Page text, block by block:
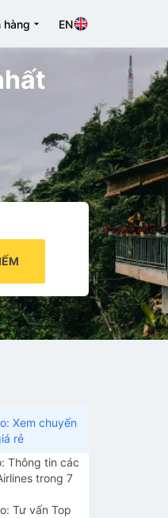
hàng EN
Xem chuyến
rẻ
Thông tin các
trong 7
Tư vấn Top